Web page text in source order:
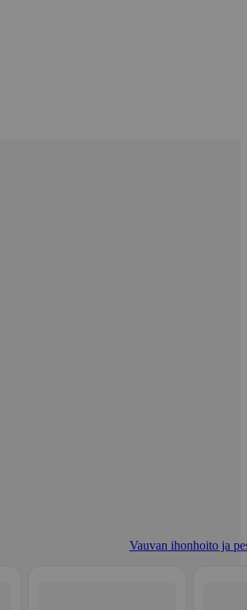
Vauvan ihonhoito ja